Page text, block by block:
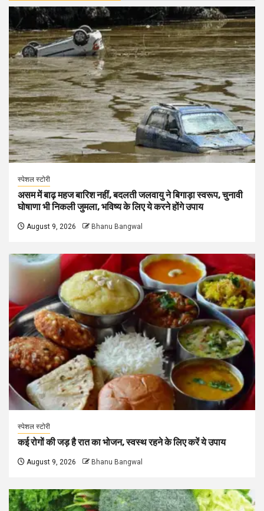
स्पेशल स्टोरी
असम में बाढ़ महज बारिश नहीं, बदलती जलवायु ने बिगाड़ा स्वरूप, चुनावी
घोषाणा भी निकली जुमला, भविष्य के लिए ये करने होंगे उपाय
August 9, 2026 Bhanu Bangwal
स्पेशल स्टोरी
कई रोगों की जड़ है रात का भोजन, स्वस्थ रहने के लिए करें ये उपाय
August 9, 2026 Bhanu Bangwal